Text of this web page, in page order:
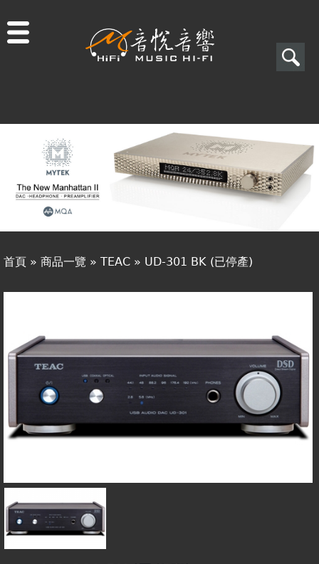
搜
表
單
搜
尋
商品一覽
二手專區
視聽專欄
購物須知
線上商城
您
這
首頁 » 商品一覽 » TEAC » UD-301 BK (已停產)